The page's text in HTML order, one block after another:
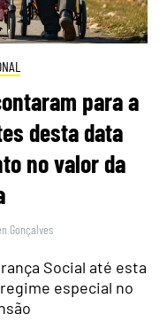
para a
desta data
no valor da
Gonçalves
Social até esta
especial no